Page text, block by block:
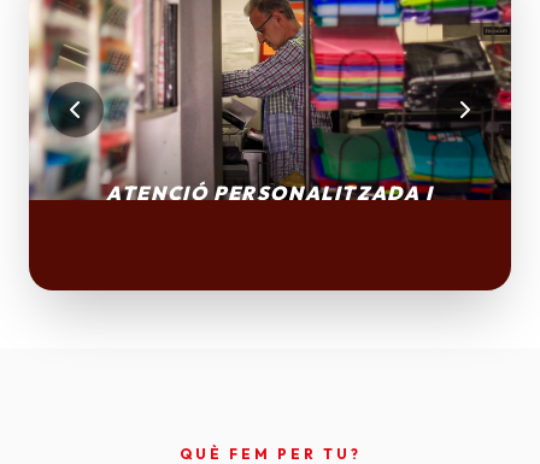
QUÈ FEM PER TU?